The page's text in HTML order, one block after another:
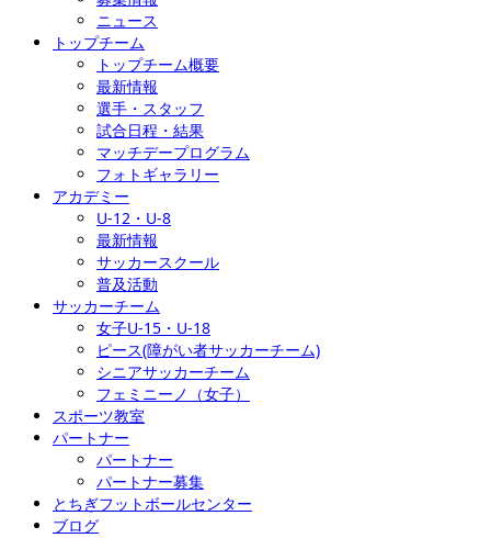
ニュース
トップチーム
トップチーム概要
最新情報
選手・スタッフ
試合日程・結果
マッチデープログラム
フォトギャラリー
アカデミー
U-12・U-8
最新情報
サッカースクール
普及活動
サッカーチーム
女子U-15・U-18
ピース(障がい者サッカーチーム)
シニアサッカーチーム
フェミニーノ（女子）
スポーツ教室
パートナー
パートナー
パートナー募集
とちぎフットボールセンター
ブログ